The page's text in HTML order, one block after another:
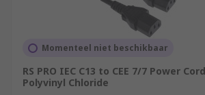
Momenteel niet beschikbaar
RS PRO IEC C13 to CEE 7/7 Power
Polyvinyl Chloride